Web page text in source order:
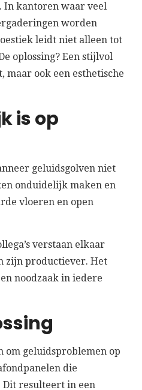
. In kantoren waar veel
worden
leidt niet alleen tot
oplossing? Een stijlvol
ook een esthetische
is op
geluidsgolven niet
onduidelijk maken en
vloeren en open
verstaan elkaar
zijn productiever. Het
noodzaak in iedere
om geluidsproblemen op
die
resulteert in een